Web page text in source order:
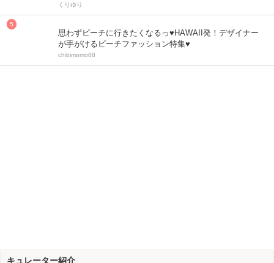
くりゆり
思わずビーチに行きたくなるっ♥HAWAII発！デザイナー
が手がけるビーチファッション特集♥
chibimomo88
キュレーター紹介